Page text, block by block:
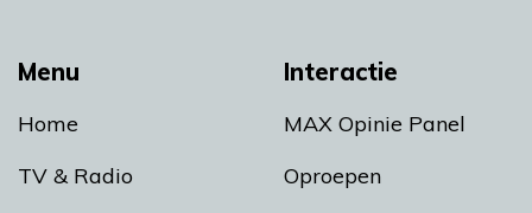
Menu
Home
TV & Radio
Interactie
MAX Opinie Panel
Oproepen